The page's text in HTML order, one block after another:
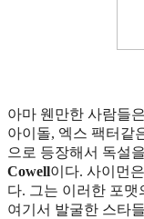
아마 웬만한 사람들
아이돌, 엑스 팩터같
으로 등장해서 독설
Cowell이다. 사이먼
다. 그는 이러한 포
여기서 발굴한 스타